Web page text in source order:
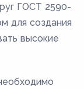
ГОСТ 2590-
для создания
высокие